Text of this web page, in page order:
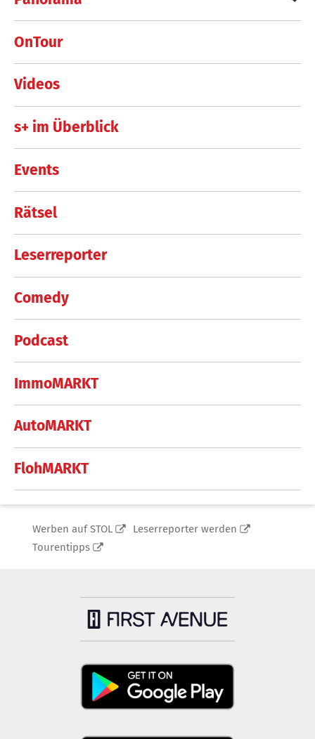
OnTour
Videos
s+ im Überblick
Events
Rätsel
Leserreporter
Comedy
Podcast
ImmoMARKT
AutoMARKT
FlohMARKT
Werben auf STOL
Leserreporter werden
Tourentipps